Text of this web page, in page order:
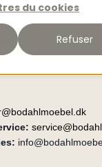
du cookies
Refuser
les produits
contacter par e-
seront traitées dans